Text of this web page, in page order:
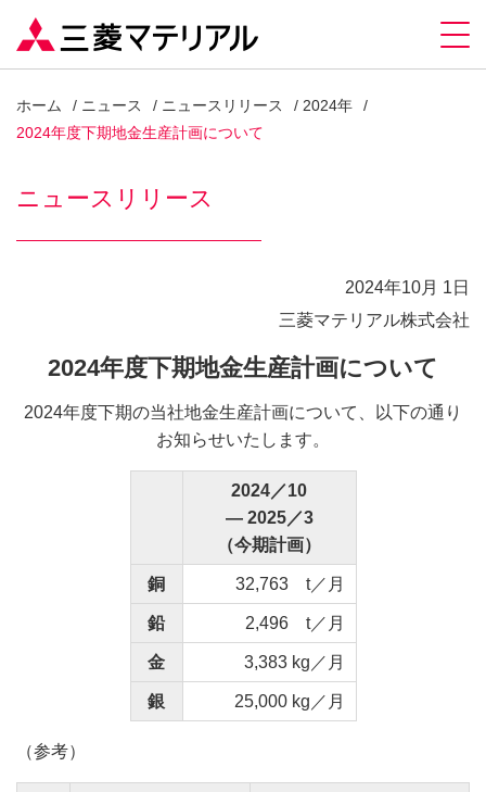
ホーム ニュース ニュースリリース
2024年
2024年度下期地金生産計画について
ニュースリリース
2024年10月 1日
三菱マテリアル株式会社
2024年度下期地金生産計画について
2024年度下期の当社地金生産計画について、以下の通り
お知らせいたします。
2024／10
― 2025／3
（今期計画）
銅 32,763 t／月
鉛 2,496 t／月
金 3,383 kg／月
銀 25,000 kg／月
（参考）